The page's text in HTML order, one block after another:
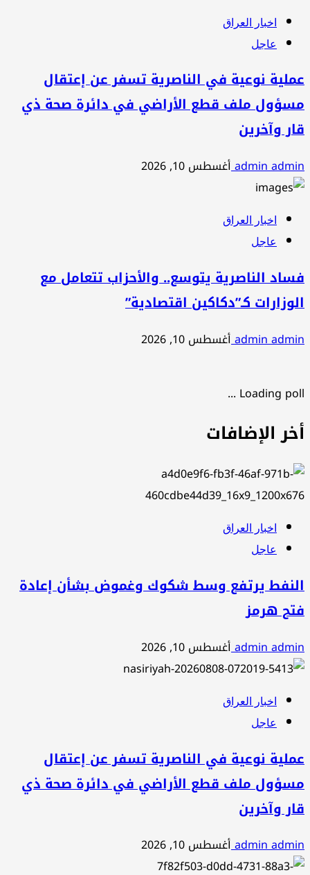
اخبار العراق
عاجل
عملية نوعية في الناصرية تسفر عن إعتقال
مسؤول ملف قطع الأراضي في دائرة صحة ذي
قار وآخرين
admin adminأغسطس 10, 2026
اخبار العراق
عاجل
فساد الناصرية يتوسع.. والأحزاب تتعامل مع
الوزارات كـ”دكاكين اقتصادية”
admin adminأغسطس 10, 2026
Loading poll ...
أخر الإضافات
اخبار العراق
عاجل
النفط يرتفع وسط شكوك وغموض بشأن إعادة
فتح هرمز
admin adminأغسطس 10, 2026
اخبار العراق
عاجل
عملية نوعية في الناصرية تسفر عن إعتقال
مسؤول ملف قطع الأراضي في دائرة صحة ذي
قار وآخرين
admin adminأغسطس 10, 2026